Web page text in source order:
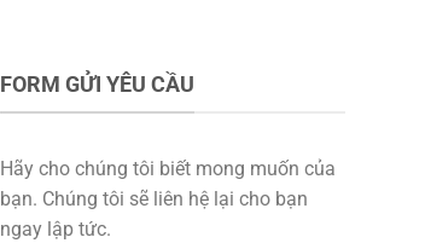
FORM GỬI YÊU CẦU
Hãy cho chúng tôi biết mong muốn của
bạn. Chúng tôi sẽ liên hệ lại cho bạn
ngay lập tức.